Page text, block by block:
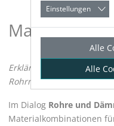
Erklärt das Konzept der
Rohrnetzberechnungen
Im Dialog Rohre und
Materialkombinationen
Einstellungen
Alle
Alle